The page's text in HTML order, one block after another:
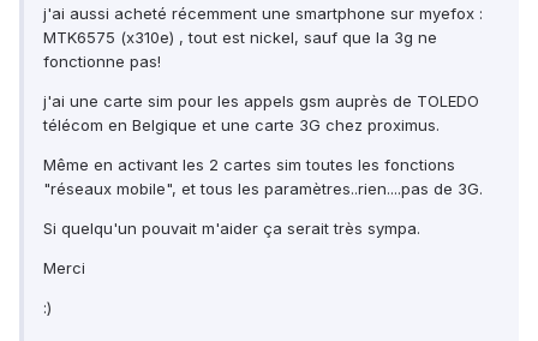
j'ai aussi acheté récemment une smartphone sur myefox :
MTK6575 (x310e) , tout est nickel, sauf que la 3g ne
fonctionne pas!
j'ai une carte sim pour les appels gsm auprès de TOLEDO
télécom en Belgique et une carte 3G chez proximus.
Même en activant les 2 cartes sim toutes les fonctions
"réseaux mobile", et tous les paramètres..rien....pas de 3G.
Si quelqu'un pouvait m'aider ça serait très sympa.
Merci
:)